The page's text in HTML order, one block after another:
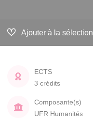
Ajouter à la sélection
ECTS
3 crédits
Composante(s)
UFR Humanités